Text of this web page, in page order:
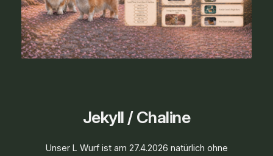
Jekyll / Chaline
Unser L Wurf ist am 27.4.2026 natürlich ohne